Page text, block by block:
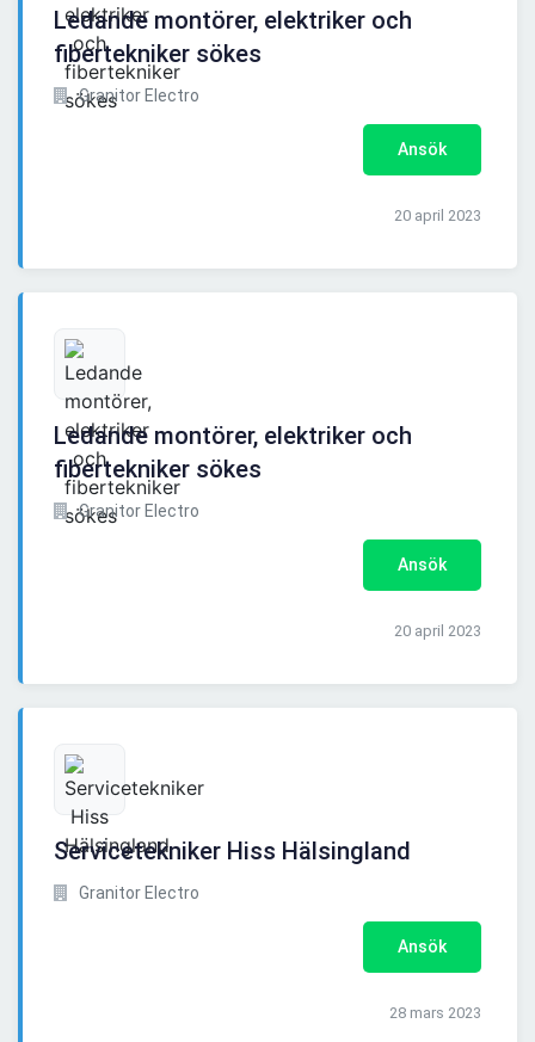
Ledande montörer, elektriker och
fibertekniker sökes
Granitor Electro
Ansök
20 april 2023
Ledande montörer, elektriker och
fibertekniker sökes
Granitor Electro
Ansök
20 april 2023
Servicetekniker Hiss Hälsingland
Granitor Electro
Ansök
28 mars 2023